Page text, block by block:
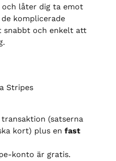
och låter dig ta emot
komplicerade
snabbt och enkelt att
Stripes
(satserna
kort) plus en fast
konto är gratis.